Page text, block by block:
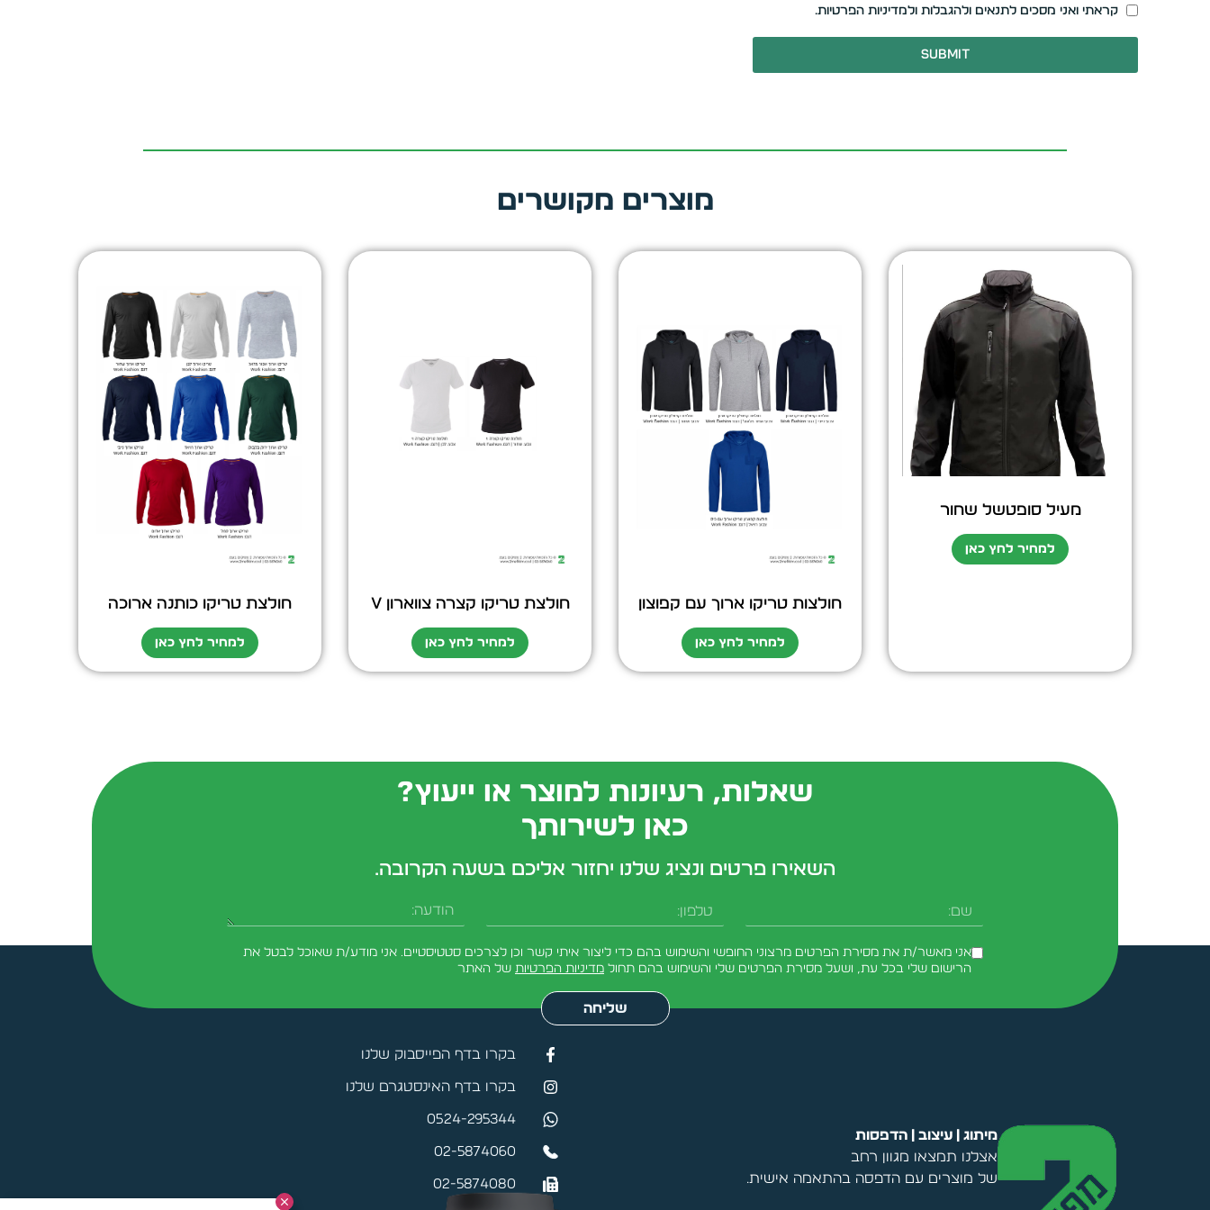
קראתי ואני מסכים לתנאים ולהגבלות ולמדיניות הפרטיות.
Submit
מוצרים מקושרים
מעיל סופטשל שחור
למחיר לחץ כאן
חולצות טריקו ארוך עם קפוצון
למחיר לחץ כאן
חולצת טריקו קצרה צווארון V
למחיר לחץ כאן
חולצת טריקו כותנה ארוכה
למחיר לחץ כאן
שאלות, רעיונות למוצר או ייעוץ?
כאן לשירותך
השאירו פרטים ונציג שלנו יחזור אליכם בשעה הקרובה.
שם טלפון הודעה
אני מאשר/ת את מסירת הפרטים מרצוני החופשי והשימוש בהם כדי ליצור איתי קשר וכן לצרכים סטטיסטיים. אני מודע/ת שאוכל לבטל את
הרישום שלי בכל עת, ושעל מסירת הפרטים שלי והשימוש בהם תחול מדיניות הפרטיות של האתר
שליחה
מיתוג | עיצוב | הדפסות
אצלנו תמצאו מגוון רחב
של מוצרים עם הדפסה בהתאמה אישית.
בקרו בדף הפייסבוק שלנו
בקרו בדף האינסטגרם שלנו
0524-295344
02-5874060
02-5874080